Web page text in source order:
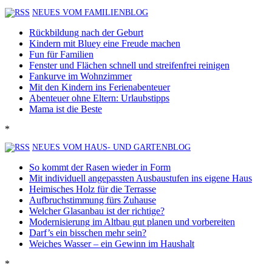
NEUES VOM FAMILIENBLOG
Rückbildung nach der Geburt
Kindern mit Bluey eine Freude machen
Fun für Familien
Fenster und Flächen schnell und streifenfrei reinigen
Fankurve im Wohnzimmer
Mit den Kindern ins Ferienabenteuer
Abenteuer ohne Eltern: Urlaubstipps
Mama ist die Beste
*
NEUES VOM HAUS- UND GARTENBLOG
So kommt der Rasen wieder in Form
Mit individuell angepassten Ausbaustufen ins eigene Haus
Heimisches Holz für die Terrasse
Aufbruchstimmung fürs Zuhause
Welcher Glasanbau ist der richtige?
Modernisierung im Altbau gut planen und vorbereiten
Darf’s ein bisschen mehr sein?
Weiches Wasser – ein Gewinn im Haushalt